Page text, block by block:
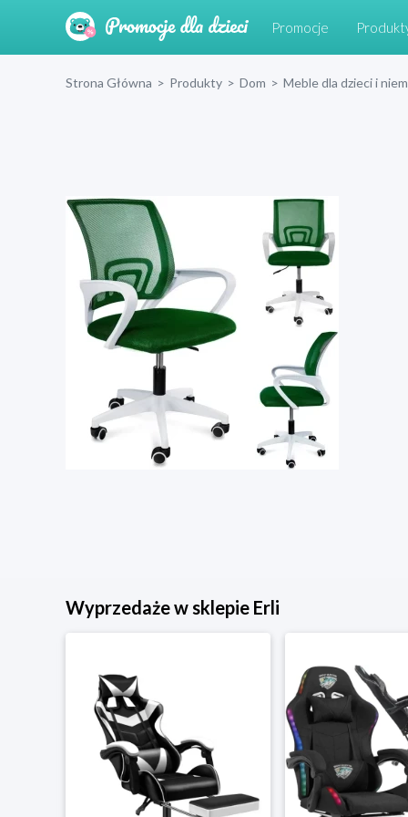
Promocje
Strona Główna > Produkty > Dom > Meble dla dzieci i
Wyprzedaże w sklepie Erli